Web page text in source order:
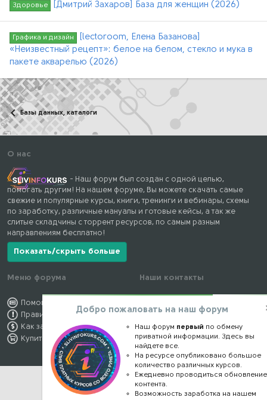
Здоровье [Дмитрий Захаров] База для женщин (2026)
Графика и дизайн
[lectoroom, Елена Базанова]
«Неизвестный рецепт»: белое на белом, стекло и мука в
пакете акварелью (2026)
Базы данных, каталоги
О нас
- Наш форум был создан с одной целью,
помогать другим! На нашем форуме, Вы можете скачать самые
свежие и популярные курсы, книги, тренинги и вебинары, схемы
по заработку, различные мануалы и готовые кейсы, а так же
слитые складчины с торрент ресурсов, по самым разным
направлениям бесплатно!
Показать/скрыть больше
Меню форума
Помощь по форуму
Правила форума
Как заработать
Купить премиум
Наши контакты
Обратная связь
Конфиденциальность
Правообладателям
Добро пожаловать на наш форум
Наш форум первый по обмену
приватной информации. Здесь вы
найдете все.
На ресурсе опубликовано большое
количество различных курсов.
Ежедневно проводиться обновление
контента.
Возможность заработка на нашем